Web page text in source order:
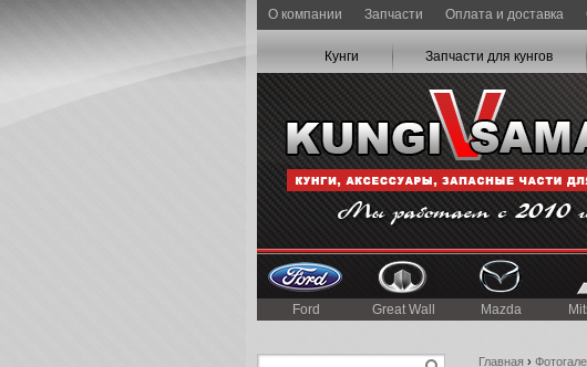
О компании Запчасти Оплата и доставка
Кунги Запчасти для кунгов
Ford Great Wall Mazda
Главная ›